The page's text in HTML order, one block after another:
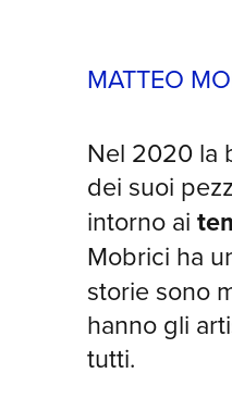
MATTEO
Nel 2020 la
dei suoi
intorno ai
Mobrici ha
storie sono
hanno gli
tutti.